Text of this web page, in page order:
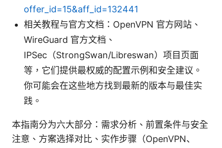
offer_id=15&aff_id=132441
相关教程与官方文档：OpenVPN 官方网站、
WireGuard 官方文档、
IPSec（StrongSwan/Libreswan）项目页面
等，它们提供最权威的配置示例和安全建议。
你可能会在这些地方找到最新的版本与最佳实
践。
本指南分为六大部分：需求分析、前置条件与安全
注意、方案选择对比、实作步骤（OpenVPN、